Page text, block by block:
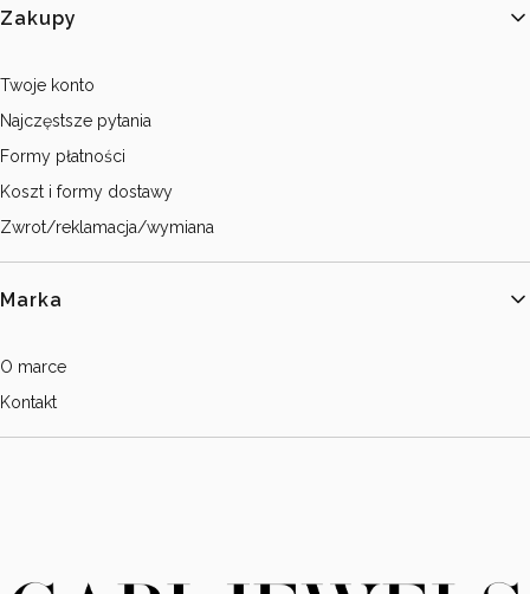
Zakupy
Twoje konto
Najczęstsze pytania
Formy płatności
Koszt i formy dostawy
Zwrot/reklamacja/wymiana
Marka
O marce
Kontakt